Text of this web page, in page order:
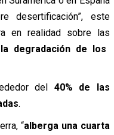
desertificación”, este
en realidad sobre las
degradación de los
del 40% de las
.
“alberga una cuarta